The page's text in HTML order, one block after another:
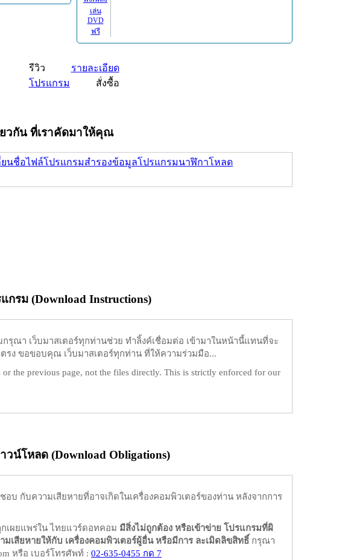
รีวิว
รายละเอียด
โปรแกรม
สั่งซื้อ
วกัน ที่เราคัดมาให้คุณ
ยนชื่อไฟล์โปรแกรมสำรองข้อมูลโปรแกรมนาฬิกาโหลด
รม (Download Instructions)
รุณา เว็บมาสเตอร์ทุกท่านช่วย ทำลิ้งค์เชื่อมต่อ เข้ามาในหน้านี้แทนที่จะ
รง ขอขอบคุณ เว็บมาสเตอร์ทุกท่าน ที่ให้ความร่วมมือ...
or the previous page, not the files directly. This is strictly enforced for our
วน์โหลด (Download Obligations)
อบ กับความเสียหายที่อาจเกิดในเครื่องคอมพิวเตอร์ของท่าน หลังจากการ
เผยแพร่ใน ไทยแวร์ดอทคอม มีสิ่งไม่ถูกต้อง หรือเข้าข่าย โปรแกรมที่ผิ
มเสียหายให้กับ เครื่องคอมพิวเตอร์ผู้อื่น หรือมีการ ละเมิดลิขสิทธิ์ กรุณา
หรือ เบอร์โทรศัพท์ : 02-635-0455 กด 7